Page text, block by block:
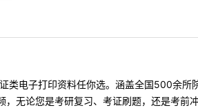
类电子打印资料任你选。涵盖全国500余
无论您是考研复习、考证刷题，还是考前